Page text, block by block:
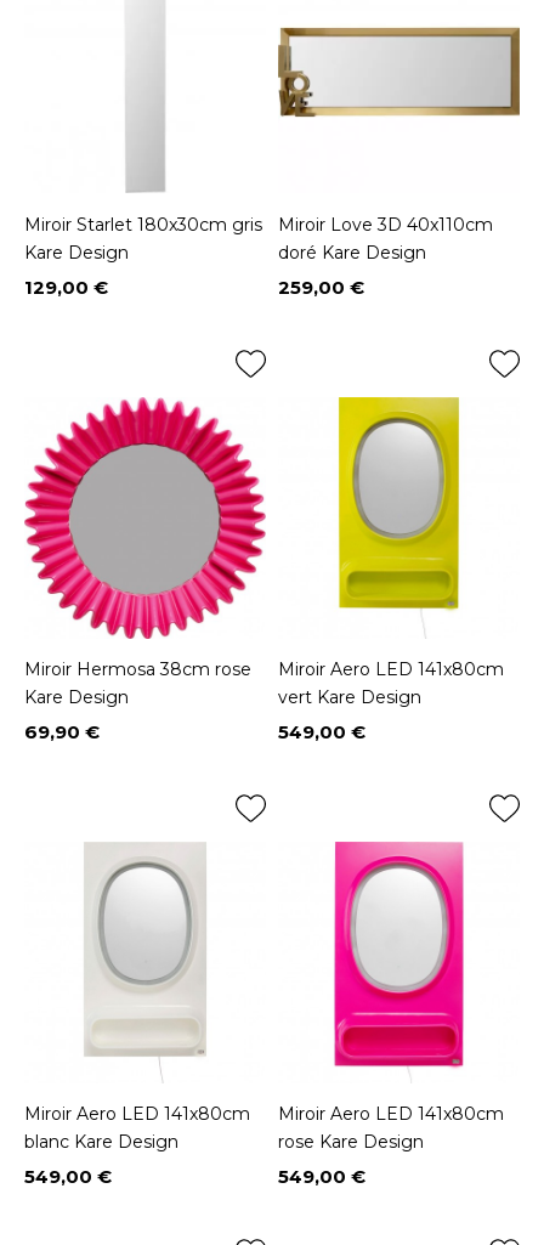
Miroir Starlet 180x30cm gris
Kare Design
Prix
129,00 €
Miroir Love 3D 40x110cm
doré Kare Design
Prix
259,00 €
Miroir Hermosa 38cm rose
Kare Design
Prix
69,90 €
Miroir Aero LED 141x80cm
vert Kare Design
Prix
549,00 €
Miroir Aero LED 141x80cm
blanc Kare Design
Prix
549,00 €
Miroir Aero LED 141x80cm
rose Kare Design
Prix
549,00 €